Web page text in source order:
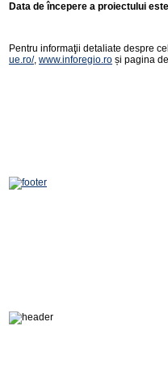
Data de începere a proiectului
Pentru informaţii detaliate despre
ue.ro/, www.inforegio.ro și pagina